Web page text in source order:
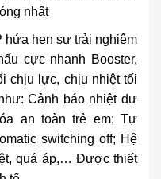
nhất
hứa hẹn sự trải nghiệm
cực nhanh Booster,
chịu lực, chịu nhiệt tối
Cảnh báo nhiệt dư
an toàn trẻ em; Tự
switching off; Hệ
quá áp,… Được thiết